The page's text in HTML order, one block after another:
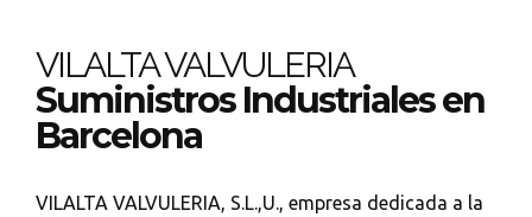
VILALTA VALVULERIA
Suministros Industriales en
Barcelona
VILALTA VALVULERIA, S.L.,U., empresa dedicada a la